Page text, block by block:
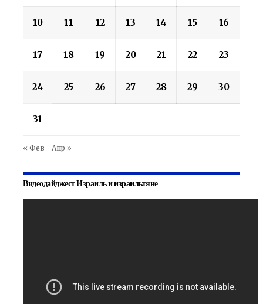
10 11 12 13 14 15 16
17 18 19 20 21 22 23
24 25 26 27 28 29 30
31
« Фев Апр »
Видеодайджест Израиль и израильтяне